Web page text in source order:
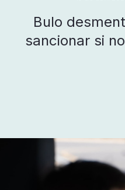
Bulo
sancionar si